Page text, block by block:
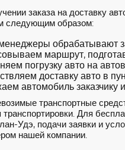
заказа на доставку
следующим образом:
обрабатывают
маршрут,
погрузку авто на
доставку авто в
автомобиль заказчику
транспортные
транспортировки. Для
Удэ, подачи заявки и
нашей компании.